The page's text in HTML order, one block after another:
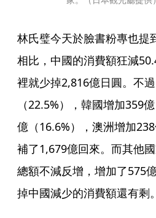
林氏璧今天於臉書粉專也提
相比，中國的消費額狂減
裡就少掉2,816億日圓。不
（22.5%），韓國增加359
億（16.6%），澳洲增加
補了1,679億回來。而其他
總額不減反增，增加了575
掉中國減少的消費額還有剩